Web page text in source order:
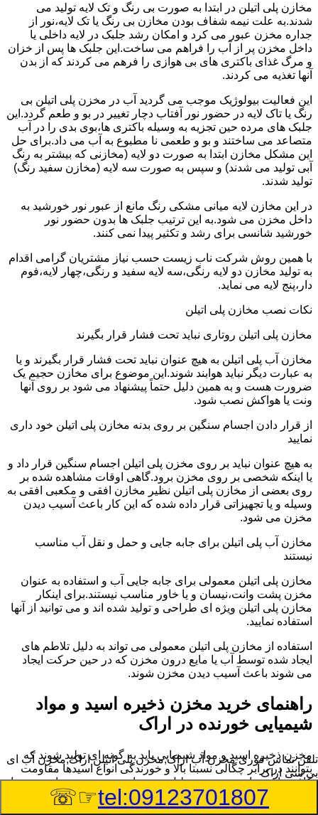
مخازن پلی اتیلن در ابتدا به صورت بی رنگ و تک لایه تولید می
شدند.به علت نیمه شفاف بودن مخازن بی رنگ یا تک لایه،نور از
جداره مخزن عبور می کرد و امکان رشد جلبک در لایه داخلی یا
داخل مخزن پر از آب را فراهم می ساخت.این جلبک ها پس از خزان
و مرگ غذای باکتری های بی هوازی را فرهم می کردند که از بدن
آنها تغذیه می کردند.
این فعالیت بیولوژیک موجب می گردید آب در مخزن پلی اتیلن بی
رنگ یا تاک لایه در حضور نور آفتاب دچار تغییر در بو و طعم گردد.این
جلبک های مرده حین تجزیه به وسیله باکتری ها،بوی بدی را در آب
متصاعد می ساختند و بو و طعمی نا مطبوع به آب می داد.برای حل
این مشکل مخازن ابتدا به صورت دو لایه (مخازنی که بیشتر به رنگ
آبی تولید می شدند) و سپس به صورت سه لایه (مخازن سفید رنگ)
تولید شدند.
در این مخازن لایه میانی مشکی رنگ مانع از عبور نور خورشید به
داخل مخزن می شود.به این ترتیب جلبک ها بدون حضور نور
خورشید شانسی برای رشد و تکثیر پیدا نمی کنند.
با همین روش شرکت ناب زیست حسب نیاز مشتریان گرامی اقدام
به تولید مخازن دو لایه رنگی،سه لایه سفید و رنگی،چهار لایه،فوم
دار،پنج لایه می نماید.
نکات نصب مخازن پلی اتیلن
مخازن پلی اتیلن روتاری نباید تحت فشار قرار بگیرند
مخازن آب پلی اتیلن به هیچ عنوان نباید تحت فشار قرار بگیرند و یا
به عبارت دیگر نباید هوابند شوند.این موضوع برای مخازن حجیم یک
ضرورت هست و به همین دلیل حتماً پیشنهاد می شود بر روی آنها
ونت یا هواکش نصب شود.
از قرار دادن اجسام سنگین بر روی بدنه مخازن پلی اتیلن خود داری
نمایید
به هیچ عنوان نباید بر روی مخزن پلی اتیلن اجسام سنگین قرار داد و
یا اینکه شخصی بر روی مخزن برود.گاهی اوقات مشاهده شده بر
روی بعضی از مخازن پلی اتیلن نظیر مخازن افقی و مکعبی افقی به
وسیله و یا تجهیزاتی قرار داده شده که این کار باعث آسیب دیدن
مخزن می شود.
مخازن آب پلی اتیلن برای جابه جایی و حمل و نقل آب مناسب
نیستند
مخازن پلی اتیلن معمولی برای جابه جایی آب و استفاده به عنوان
مخزن پشت وانت،نیسان و یا خاور مناسب نیستند.برای اینکار
مخازن پلی اتیلن ویژه ای طراحی و تولید شده اند و می توانید از آنها
استفاده نمایید.
استفاده از مخازن پلی اتیلن معمولی می تواند به دلیل تلاطم های
ایجاد شده توسط آب یا مایع درون مخزن که در حین حرکت ایجاد
می شوند باعث آسیب دیدن مخزن شوند.
راهنمای خرید مخزن ذخیره اسید و مواد
شیمیایی خورنده در اراک
مخزن ذخیره اسید و مواد شیمیایی باید به گونه ای تولید شوند که
بتوانند در برابر چگالی نسبتا بالا و خورندگی انواع اسیدها مقاومت
کافی داشته باشند.به همین دلیل نمی توان در هر مخزنی اسید و مواد
شیمیایی را ذخیره کرد.
تلفن تماس فوریمخزن آب اراک,مخزن پلی اتیلن اراک,مخزن آب ای
بی سی اراک
tel:09123701807
☞☏